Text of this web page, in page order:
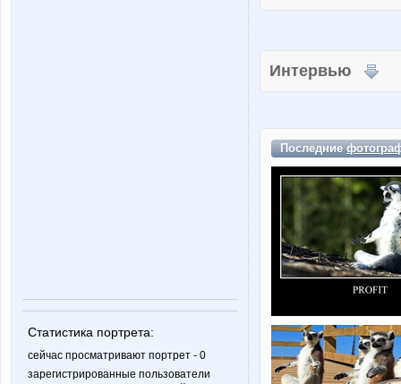
Статистика портрета:
сейчас просматривают портрет - 0
зарегистрированные пользователи
Интервью
Последние